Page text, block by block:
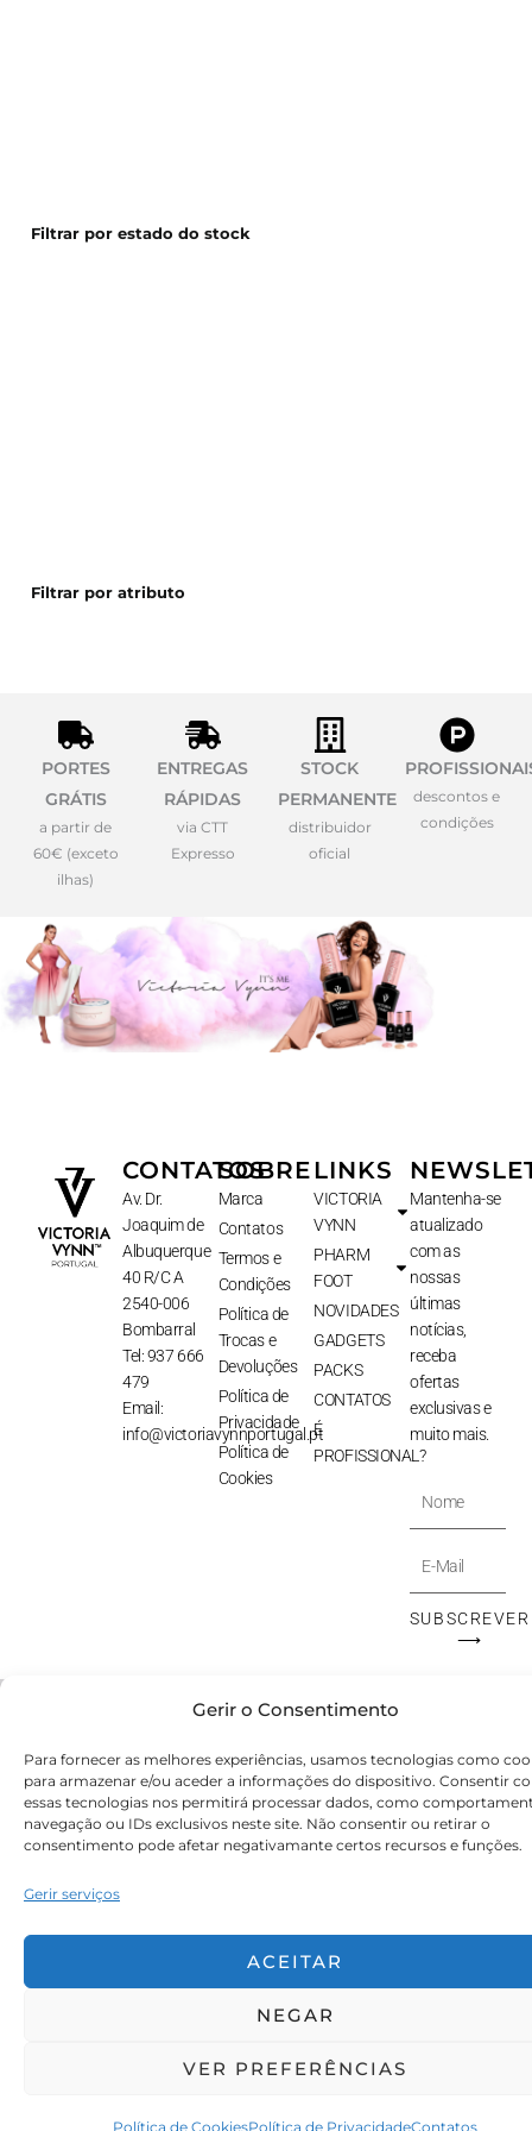
Gerir o Consentimento
Para fornecer as melhores experiências, usamos tecnologias como
para armazenar e/ou aceder a informações do dispositivo. Consentir
essas tecnologias nos permitirá processar dados, como
navegação ou IDs exclusivos neste site. Não consentir ou retirar o
consentimento pode afetar negativamante certos recursos e funções.
Gerir serviços
ACEITAR
NEGAR
VER PREFERÊNCIAS
Política de CookiesPolítica de PrivacidadeContatos
Filtrar por estado do stock
Filtrar por atributo
PORTES
GRÁTIS
a partir de
60€ (exceto
ilhas)
ENTREGAS
RÁPIDAS
via CTT
Expresso
STOCK
PERMANENTE
distribuidor
oficial
descontos e
condições
CONTATOS
Av. Dr.
Joaquim de
Albuquerque
40 R/C A
2540-006
Bombarral
Tel: 937 666
479
Email:
info@victoriavynnportugal.pt
SOBRE
Marca
Contatos
Termos e
Condições
Política de
Trocas e
Devoluções
Política de
Privacidade
Política de
Cookies
LINKS
VICTORIA
VYNN
PHARM
FOOT
NOVIDADES
GADGETS
PACKS
CONTATOS
É
PROFISSIONAL?
Mantenha-se
atualizado
com as
nossas
últimas
notícias,
receba
ofertas
exclusivas e
muito mais.
Nome
E-
Mail
SUBSCREVER
⟶
© Victoryia Vynn Portugal 2026 by SVS.pt